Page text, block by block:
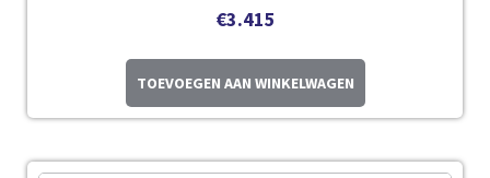
€3.415
TOEVOEGEN AAN WINKELWAGEN